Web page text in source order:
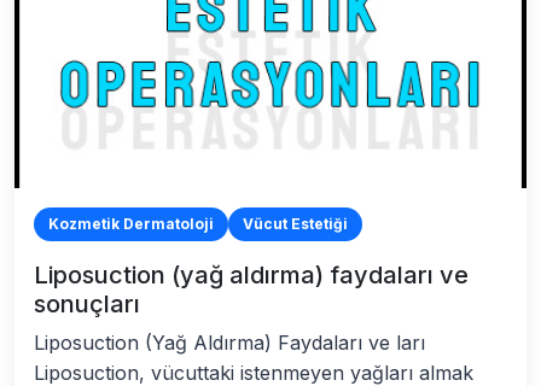
Kozmetik Dermatoloji Vücut Estetiği
Liposuction (yağ aldırma) faydaları ve
sonuçları
Liposuction (Yağ Aldırma) Faydaları ve ları
Liposuction, vücuttaki istenmeyen yağları almak